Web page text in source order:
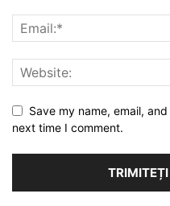
Save my name, email,
next time I comment.